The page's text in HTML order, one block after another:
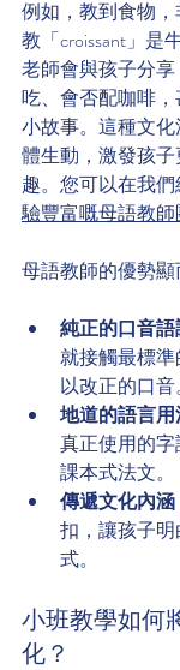
例如，教到食物
教「croissant」是
老師會與孩子分
吃、會否配咖啡
小故事。這種文
體生動，激發孩
趣。您可以在我
驗豐富嘅母語教
母語教師的優勢顯
純正的口音語
就接觸最標
以改正的口音。
地道的語言用
真正使用的
課本式法文。
傳遞文化內涵
扣，讓孩子
式。
小班教學如何
化？